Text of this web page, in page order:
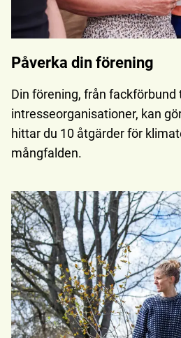
Påverka din förening
Din förening, från
intresseorganisationer, kan
hittar du 10 åtgärder för
mångfalden.